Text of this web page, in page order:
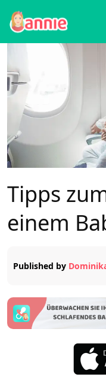
Blog
Tipps
einem
Published by